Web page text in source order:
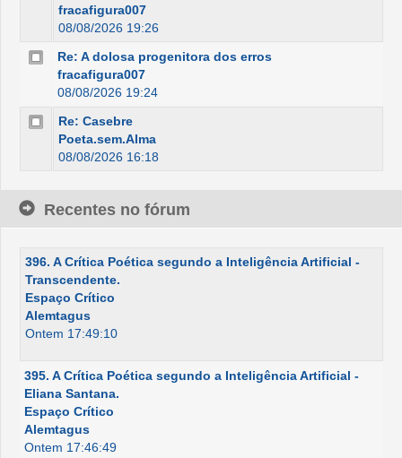
fracafigura007
08/08/2026 19:26
Re: A dolosa progenitora dos erros
fracafigura007
08/08/2026 19:24
Re: Casebre
Poeta.sem.Alma
08/08/2026 16:18
Recentes no fórum
396. A Crítica Poética segundo a Inteligência Artificial -
Transcendente.
Espaço Crítico
Alemtagus
Ontem 17:49:10
395. A Crítica Poética segundo a Inteligência Artificial -
Eliana Santana.
Espaço Crítico
Alemtagus
Ontem 17:46:49